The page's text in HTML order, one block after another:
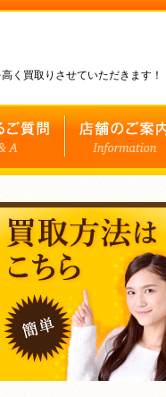
く買取りさせていただきます！